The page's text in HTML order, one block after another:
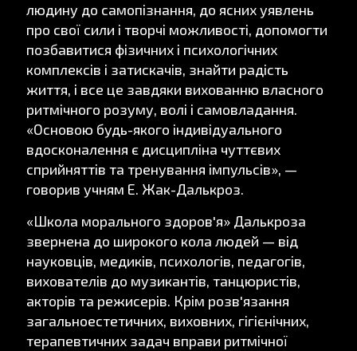
людину до самопізнання, до ясних уявлень
про свої сили і творчі можливості, допомогти
позбавитися фізичних і психологічних
комплексів і затискачів, знайти радість
життя, і все це завдяки вихованню власного
ритмічного розуму, волі і самовладання.
«Основою будь-якого індивідуального
вдосконалення є дисципліна чуттєвих
сприйняттів та тренування імпульсів», —
говорив учням Е. Жак-Далькроз.
«Школа морального здоров'я» Далькроза
звернена до широкого кола людей — від
науковців, медиків, психологів, педагогів,
вихователів до музикантів, танцюристів,
акторів та режисерів. Крім розв'язання
загальноестетичних, виховних, гігієнічних,
терапевтичних задач вправи ритмічної